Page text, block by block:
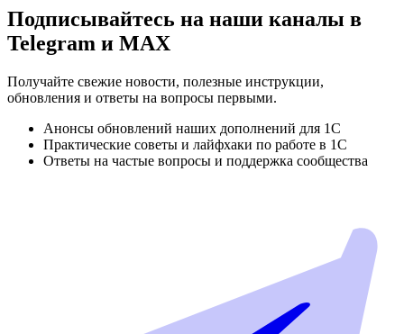
Подписывайтесь на наши каналы в
Telegram и MAX
Получайте свежие новости, полезные инструкции,
обновления и ответы на вопросы первыми.
Анонсы обновлений наших дополнений для 1С
Практические советы и лайфхаки по работе в 1С
Ответы на частые вопросы и поддержка сообщества